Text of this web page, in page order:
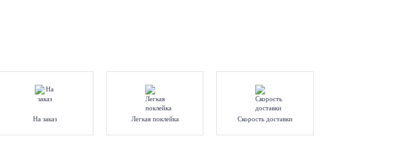
На заказ Легкая поклейка Скорость доставки